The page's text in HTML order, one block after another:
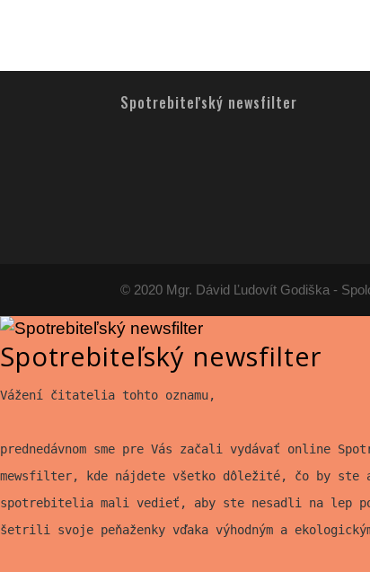
Spotrebiteľský newsfilter
© 2020 Mgr. Dávid Ľudovít Godiška -
Spotrebiteľský newsfilter
Vážení čitatelia tohto oznamu,
prednedávnom sme pre Vás začali vydávať online
mewsfilter, kde nájdete všetko dôležité, čo by ste
spotrebitelia mali vedieť, aby ste nesadli na lep
šetrili svoje peňaženky vďaka výhodným a ekologickým